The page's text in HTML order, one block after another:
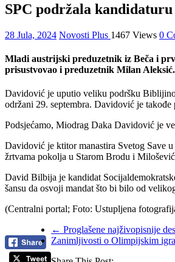
SPC podržala
28 Jula, 2024 Novosti Plus 1467 Views 0
Mladi austrijski preduzetnik iz Beča i
prisustvovao i preduzetnik Milan Aleksić.
Davidović je uputio veliku podršku
održani 29. septembra. Davidović je
Podsjećamo, Miodrag Daka Davidović je
Davidović je ktitor manastira Svetog Save
žrtvama pokolja u Starom Brodu i
David Bilbija je kandidat
šansu da osvoji mandat što bi bilo od
(Centralni portal; Foto: Ustupljena
← Proglašene najživopisnije
Zanimljivosti o Olimpijskim